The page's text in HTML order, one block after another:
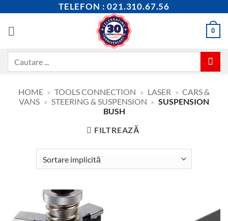
content
TELEFON : 021.310.67.56
0
HOME » TOOLS CONNECTION » LASER » CARS &
VANS » STEERING & SUSPENSION » SUSPENSION
BUSH
FILTREAZĂ